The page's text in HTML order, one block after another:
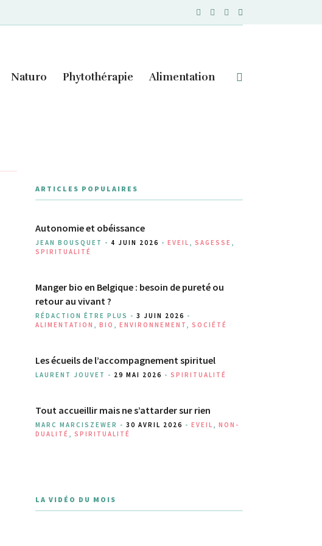
Naturo Phytothérapie Alimentation
ARTICLES POPULAIRES
Autonomie et obéissance
JEAN BOUSQUET - 4 JUIN 2026 - EVEIL , SAGESSE ,
SPIRITUALITÉ
Manger bio en Belgique : besoin de pureté ou
retour au vivant ?
RÉDACTION ÊTRE PLUS - 3 JUIN 2026 -
ALIMENTATION , BIO , ENVIRONNEMENT , SOCIÉTÉ
Les écueils de l’accompagnement spirituel
LAURENT JOUVET - 29 MAI 2026 - SPIRITUALITÉ
Tout accueillir mais ne s’attarder sur rien
MARC MARCISZEWER - 30 AVRIL 2026 - EVEIL , NON-
DUALITÉ , SPIRITUALITÉ
LA VIDÉO DU MOIS